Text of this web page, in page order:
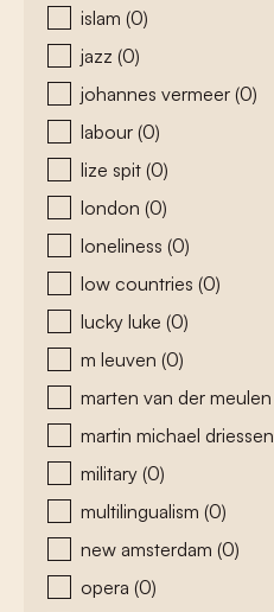
islam (0)
jazz (0)
johannes vermeer (0)
labour (0)
lize spit (0)
london (0)
loneliness (0)
low countries (0)
lucky luke (0)
m leuven (0)
marten van der meulen
martin michael driessen
military (0)
multilingualism (0)
new amsterdam (0)
opera (0)